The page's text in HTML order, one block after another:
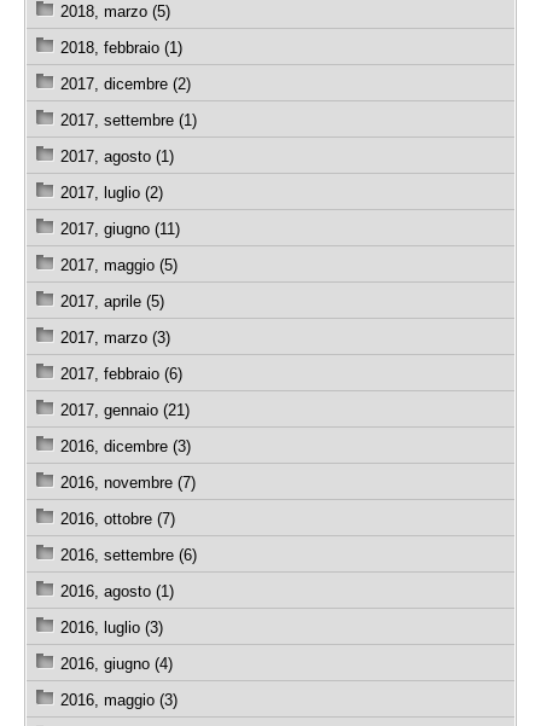
2018, marzo (5)
2018, febbraio (1)
2017, dicembre (2)
2017, settembre (1)
2017, agosto (1)
2017, luglio (2)
2017, giugno (11)
2017, maggio (5)
2017, aprile (5)
2017, marzo (3)
2017, febbraio (6)
2017, gennaio (21)
2016, dicembre (3)
2016, novembre (7)
2016, ottobre (7)
2016, settembre (6)
2016, agosto (1)
2016, luglio (3)
2016, giugno (4)
2016, maggio (3)